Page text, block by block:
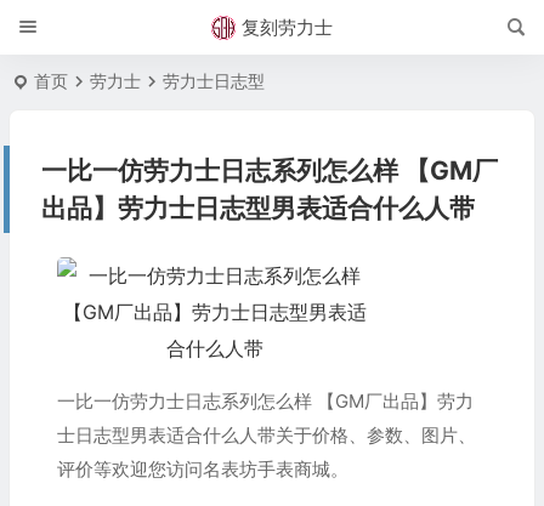
复刻劳力士
首页 劳力士 劳力士日志型
一比一仿劳力士日志系列怎么样 【GM厂
出品】劳力士日志型男表适合什么人带
一比一仿劳力士日志系列怎么样 【GM厂出品】劳力
士日志型男表适合什么人带关于价格、参数、图片、
评价等欢迎您访问名表坊手表商城。